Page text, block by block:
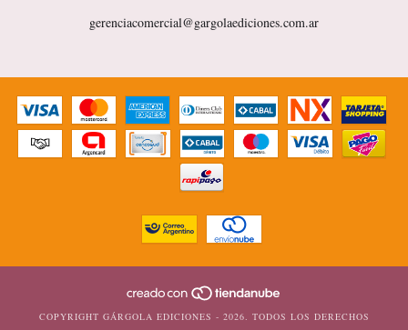
gerenciacomercial@gargolaediciones.com.ar
COPYRIGHT GÁRGOLA EDICIONES - 2026. TODOS LOS DERECHOS